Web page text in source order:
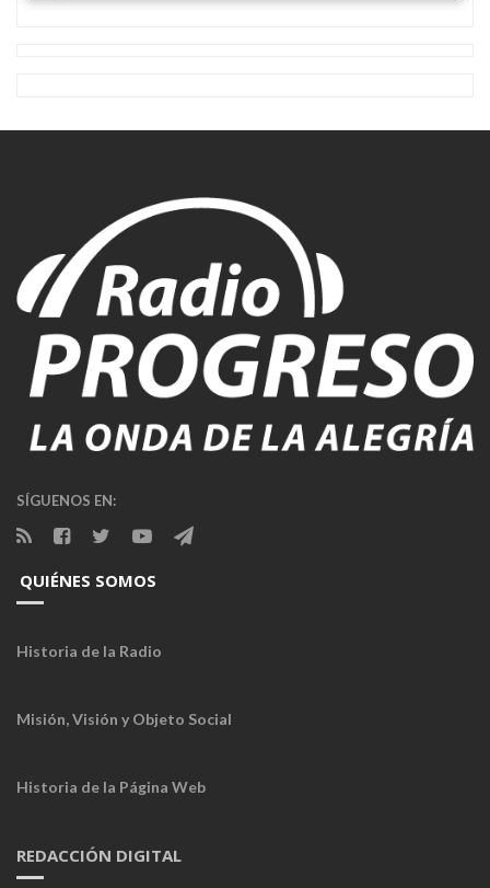
SÍGUENOS EN:
QUIÉNES SOMOS
Historia de la Radio
Misión, Visión y Objeto Social
Historia de la Página Web
REDACCIÓN DIGITAL